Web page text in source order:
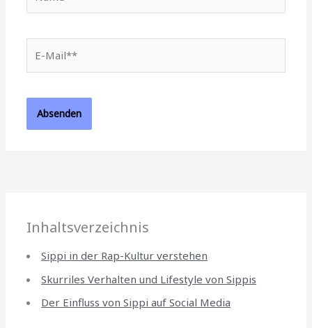
Mail**
Inhaltsverzeichnis
Sippi in der Rap-Kultur verstehen
Skurriles Verhalten und Lifestyle von Sippis
Der Einfluss von Sippi auf Social Media